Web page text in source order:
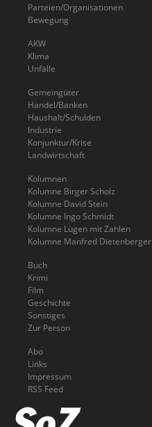
Parteien/Organisationen
Bewegung
AKW
Klima
Unfälle
Gemeingüter
Handel/Banken
Haushalt/Schulden
Industrie
Konjunktur/Krise
Landwirtschaft
Kolumnen
Kolumne Birger Scholz
Kolumne David Stein
Kolumne Ingo Schmidt
Kolumne Lügen mit Zahlen
Kolumne Manfred Dietenberger
Buch
Krimi
Film
Geschichte
Sonstiges
Zur Person
Abo
Links
Impressum
RSS Feed